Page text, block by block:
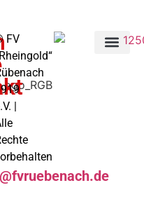
FV
|